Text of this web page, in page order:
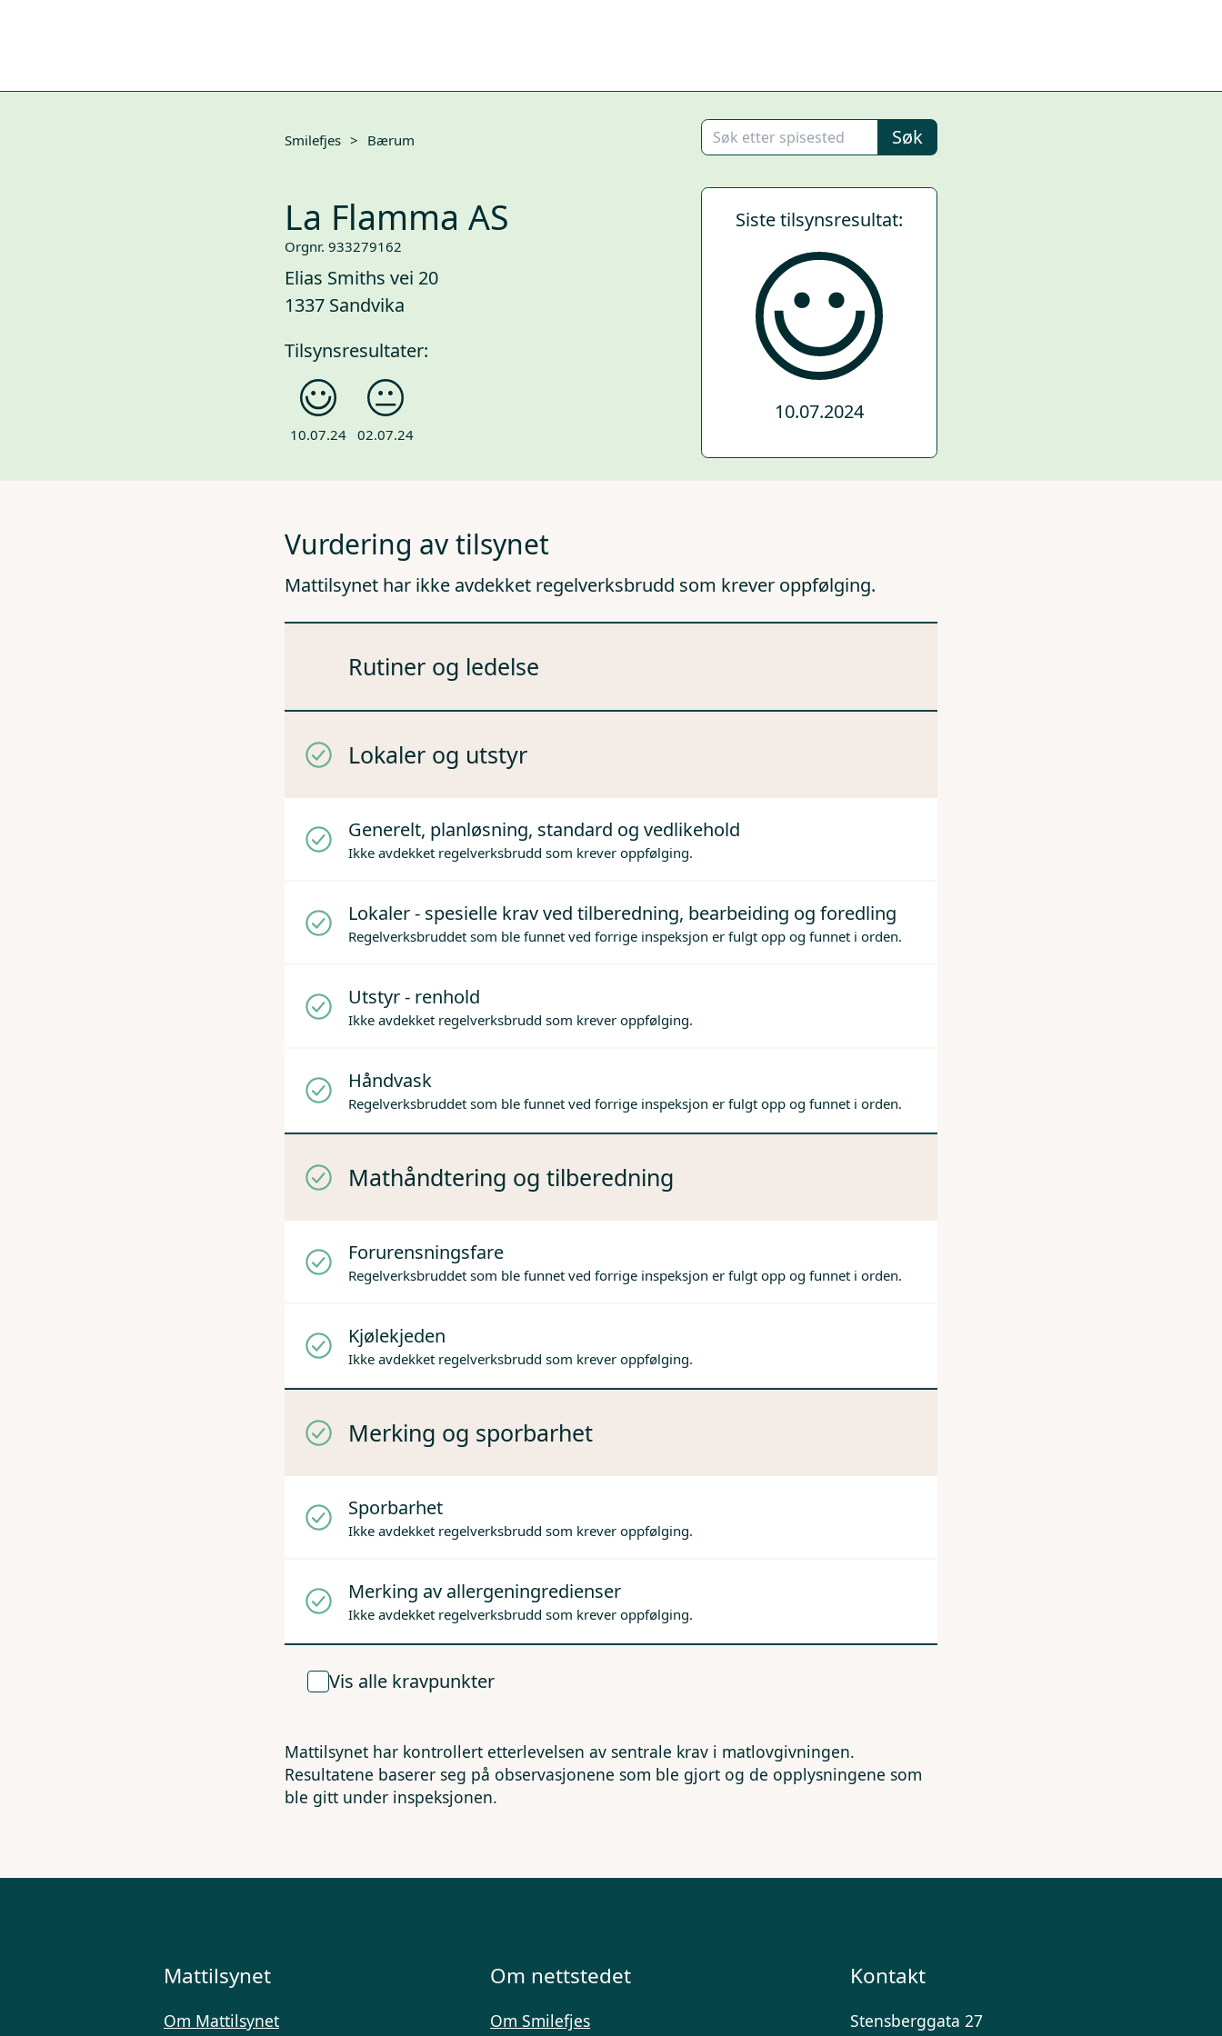
Smilefjes > Bærum Søk
La Flamma AS
Orgnr. 933279162
Elias Smiths vei 20
1337 Sandvika
Tilsynsresultater:
10.07.24 02.07.24
Siste tilsynsresultat:
10.07.2024
Vurdering av tilsynet
Mattilsynet har ikke avdekket regelverksbrudd som krever oppfølging.
Rutiner og ledelse
Lokaler og utstyr
Generelt, planløsning, standard og vedlikehold
Ikke avdekket regelverksbrudd som krever oppfølging.
Lokaler - spesielle krav ved tilberedning, bearbeiding og foredling
Regelverksbruddet som ble funnet ved forrige inspeksjon er fulgt opp og funnet i orden.
Utstyr - renhold
Ikke avdekket regelverksbrudd som krever oppfølging.
Håndvask
Regelverksbruddet som ble funnet ved forrige inspeksjon er fulgt opp og funnet i orden.
Mathåndtering og tilberedning
Forurensningsfare
Regelverksbruddet som ble funnet ved forrige inspeksjon er fulgt opp og funnet i orden.
Kjølekjeden
Ikke avdekket regelverksbrudd som krever oppfølging.
Merking og sporbarhet
Sporbarhet
Ikke avdekket regelverksbrudd som krever oppfølging.
Merking av allergeningredienser
Ikke avdekket regelverksbrudd som krever oppfølging.
Vis alle kravpunkter
Mattilsynet har kontrollert etterlevelsen av sentrale krav i matlovgivningen.
Resultatene baserer seg på observasjonene som ble gjort og de opplysningene som
ble gitt under inspeksjonen.
Mattilsynet
Om Mattilsynet
Om nettstedet
Om Smilefjes
Kontakt
Stensberggata 27